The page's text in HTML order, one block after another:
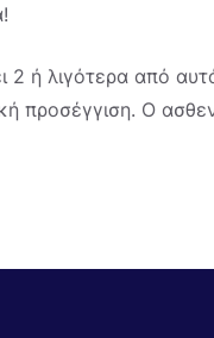
ή λιγότερα από
προσέγγιση. Ο